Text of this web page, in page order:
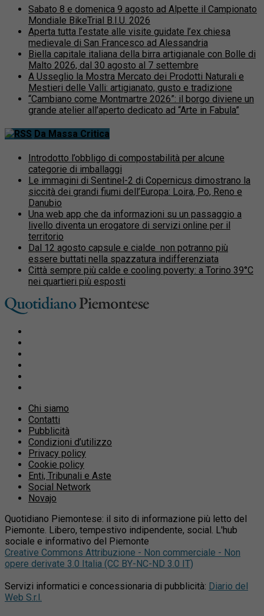
Sabato 8 e domenica 9 agosto ad Alpette il Campionato
Mondiale BikeTrial B.I.U. 2026
Aperta tutta l’estate alle visite guidate l’ex chiesa
medievale di San Francesco ad Alessandria
Biella capitale italiana della birra artigianale con Bolle di
Malto 2026, dal 30 agosto al 7 settembre
A Usseglio la Mostra Mercato dei Prodotti Naturali e
Mestieri delle Valli: artigianato, gusto e tradizione
“Cambiano come Montmartre 2026”: il borgo diviene un
grande atelier all’aperto dedicato ad “Arte in Fabula”
Da Massa Critica
Introdotto l’obbligo di compostabilità per alcune
categorie di imballaggi
Le immagini di Sentinel-2 di Copernicus dimostrano la
siccità dei grandi fiumi dell’Europa: Loira, Po, Reno e
Danubio
Una web app che da informazioni su un passaggio a
livello diventa un erogatore di servizi online per il
territorio
Dal 12 agosto capsule e cialde non potranno più
essere buttati nella spazzatura indifferenziata
Città sempre più calde e cooling poverty: a Torino 39°C
nei quartieri più esposti
Chi siamo
Contatti
Pubblicità
Condizioni d’utilizzo
Privacy policy
Cookie policy
Enti, Tribunali e Aste
Social Network
Novajo
Quotidiano Piemontese: il sito di informazione più letto del
Piemonte. Libero, tempestivo indipendente, social. L'hub
sociale e informativo del Piemonte
Creative Commons Attribuzione - Non commerciale - Non
opere derivate 3.0 Italia (CC BY-NC-ND 3.0 IT)
Servizi informatici e concessionaria di pubblicità: Diario del
Web S.r.l.